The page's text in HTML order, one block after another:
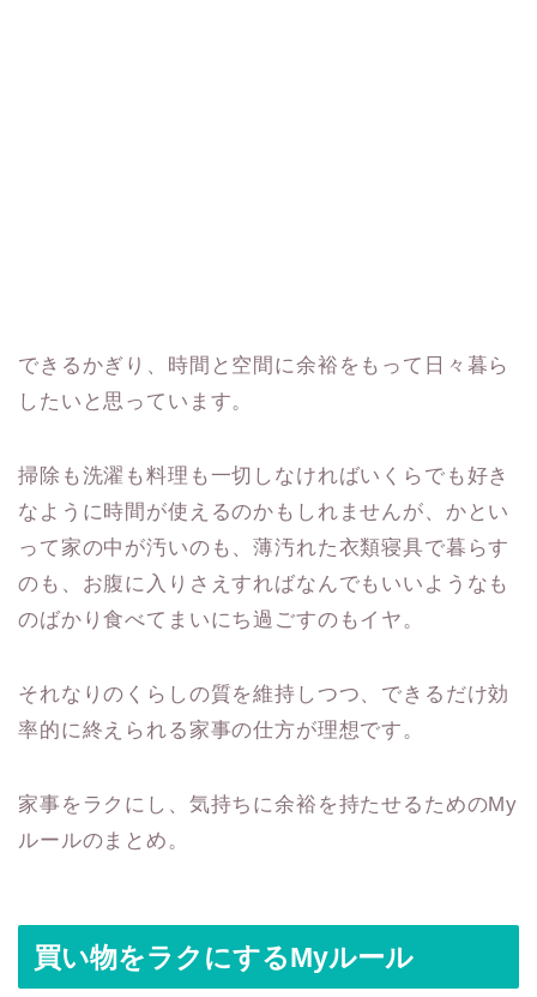
できるかぎり、時間と空間に余裕をもって日々暮ら
したいと思っています。
掃除も洗濯も料理も一切しなければいくらでも好き
なように時間が使えるのかもしれませんが、かとい
って家の中が汚いのも、薄汚れた衣類寝具で暮らす
のも、お腹に入りさえすればなんでもいいようなも
のばかり食べてまいにち過ごすのもイヤ。
それなりのくらしの質を維持しつつ、できるだけ効
率的に終えられる家事の仕方が理想です。
家事をラクにし、気持ちに余裕を持たせるためのMy
ルールのまとめ。
買い物をラクにするMyルール